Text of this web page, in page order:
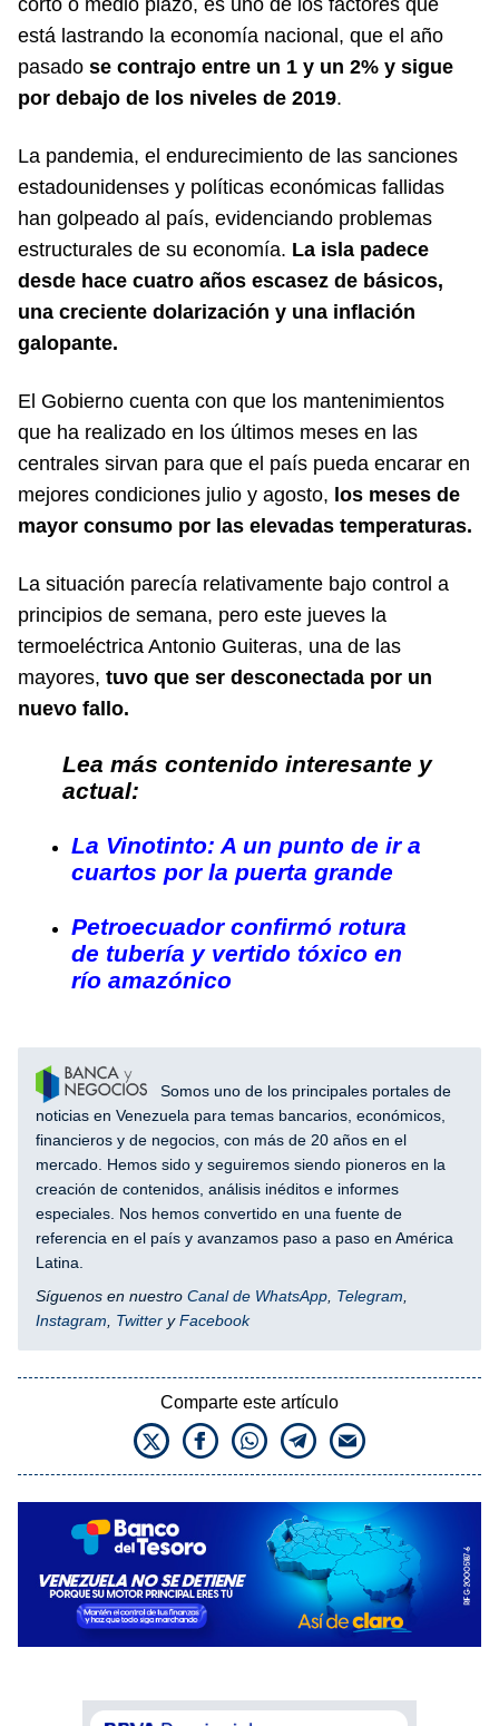
está lastrando la economía nacional, que el año
pasado se contrajo entre un 1 y un 2% y sigue
por debajo de los niveles de 2019.
La pandemia, el endurecimiento de las sanciones
estadounidenses y políticas económicas fallidas
han golpeado al país, evidenciando problemas
estructurales de su economía. La isla padece
desde hace cuatro años escasez de básicos,
una creciente dolarización y una inflación
galopante.
El Gobierno cuenta con que los mantenimientos
que ha realizado en los últimos meses en las
centrales sirvan para que el país pueda encarar en
mejores condiciones julio y agosto, los meses de
mayor consumo por las elevadas temperaturas.
La situación parecía relativamente bajo control a
principios de semana, pero este jueves la
termoeléctrica Antonio Guiteras, una de las
mayores, tuvo que ser desconectada por un
nuevo fallo.
Lea más contenido interesante y
actual:
La Vinotinto: A un punto de ir a
cuartos por la puerta grande
Petroecuador confirmó rotura
de tubería y vertido tóxico en
río amazónico
Somos uno de los principales portales de
noticias en Venezuela para temas bancarios, económicos,
financieros y de negocios, con más de 20 años en el
mercado. Hemos sido y seguiremos siendo pioneros en la
creación de contenidos, análisis inéditos e informes
especiales. Nos hemos convertido en una fuente de
referencia en el país y avanzamos paso a paso en América
Latina.
Síguenos en nuestro Canal de WhatsApp Telegram
Instagram
Twitter yFacebook
Comparte este artículo